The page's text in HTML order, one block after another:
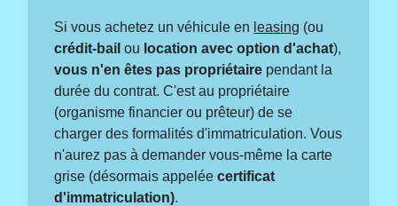
Si vous achetez un véhicule en leasing (ou
crédit-bail ou location avec option d'achat),
vous n'en êtes pas propriétaire pendant la
durée du contrat. C'est au propriétaire
(organisme financier ou prêteur) de se
charger des formalités d'immatriculation. Vous
n'aurez pas à demander vous-même la carte
grise (désormais appeléecertificat
d'immatriculation).